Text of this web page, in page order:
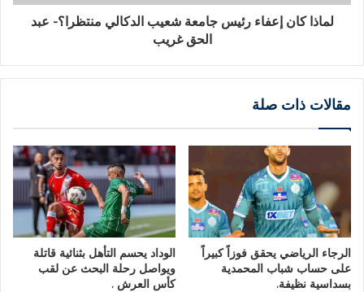
لماذا كان إعفاء رئيس جامعة شعيب الدكالي منتظرا؟- عبد
الحق غريب
مقالات ذات صلة
الرجاء الرياضي يحقق فوزاً كبيراً
على حساب شباب المحمدية
بسداسية نظيفة.
الوداد يحسم التأهل بثنائية قاتلة
ويواصل رحلة البحث عن لقب
كأس العرش .